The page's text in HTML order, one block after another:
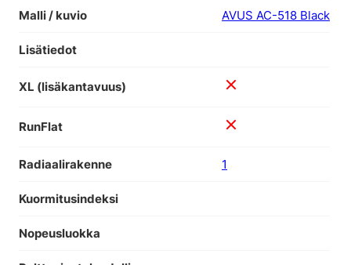
Malli / kuvio AVUS AC-518 Black
Lisätiedot
XL (lisäkantavuus)
RunFlat
Radiaalirakenne 1
Kuormitusindeksi
Nopeusluokka